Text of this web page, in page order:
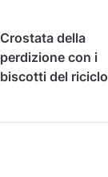
Crostata della
perdizione con i
biscotti del riciclo